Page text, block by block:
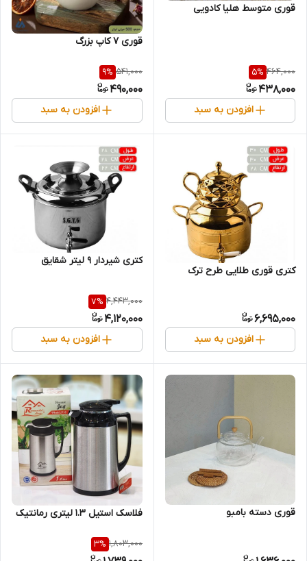
قوری متوسط هلیا کادویی
464,000
5%
438,000
افزودن به سبد
قوری 7 کاپ بزرگ
541,000
9%
490,000
افزودن به سبد
کتری قوری طلایی طرح ترک
6,695,000
افزودن به سبد
کتری شیردار 9 لیتر شقایق
4,443,000
7%
4,120,000
افزودن به سبد
قوری دسته بامبو فلاسک استیل 1.3 لیتری رمانتیک
1,803,000
3%